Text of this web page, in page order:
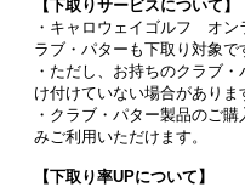
【下取りサービスについて】
・キャロウェイゴルフ オン
ラブ・パターも下取り対象で
・ただし、お持ちのクラブ
け付けていない場合がありま
・クラブ・パター製品のご
みご利用いただけます。
【下取り率UPについて】